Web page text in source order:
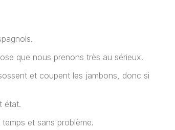
que nous prenons très au sérieux.
et coupent les jambons, donc si
état.
et sans problème.